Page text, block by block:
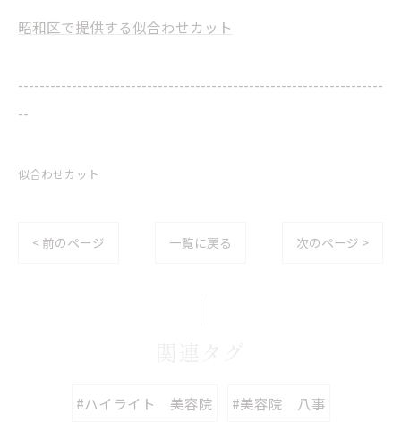
昭和区で提供する似合わせカット
--------------------------------------------------------------------
--
似合わせカット
< 前のページ 一覧に戻る 次のページ >
#ハイライト 美容院 #美容院 八事